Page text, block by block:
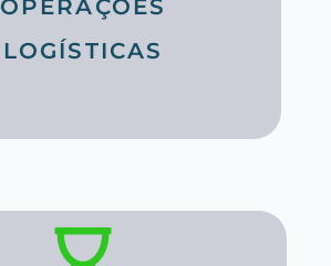
OPERAÇÕES
LOGÍSTICAS